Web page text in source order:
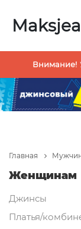
Внимание!
Главная
Женщинам
Джинсы
Платья/